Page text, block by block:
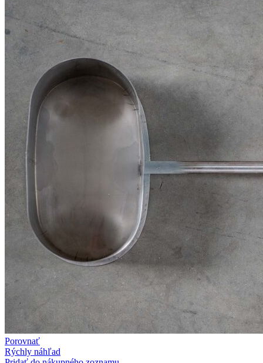
Porovnať
Rýchly náhľad